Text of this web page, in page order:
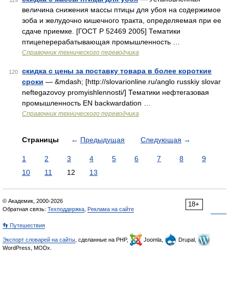
величина снижения массы птицы для убоя на содержимое
зоба и желудочно кишечного тракта, определяемая при ее
сдаче приемке. [ГОСТ Р 52469 2005] Тематики
птицеперерабатывающая промышленность …
Справочник технического переводчика
120
скидка с цены за поставку товара в более короткие
сроки — &mdash; [http://slovarionline.ru/anglo russkiy slovar
neftegazovoy promyishlennosti/] Тематики нефтегазовая
промышленность EN backwardation …
Справочник технического переводчика
Страницы ← Предыдущая Следующая →
1 2 3 4 5 6 7 8
9
10
11 12 13
18+
© Академик, 2000-2026
Обратная связь: Техподдержка Реклама на сайте
👣 Путешествия
Экспорт словарей на сайты , сделанные на PHP, Joomla,
Drupal,
WordPress, MODx.